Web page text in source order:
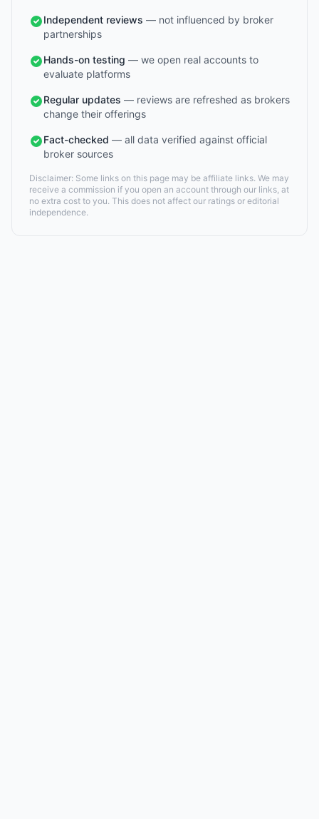
Independent reviews — not influenced by broker
partnerships
Hands-on testing — we open real accounts to
evaluate platforms
Regular updates — reviews are refreshed as brokers
change their offerings
Fact-checked — all data verified against official
broker sources
Disclaimer: Some links on this page may be affiliate links. We may
receive a commission if you open an account through our links, at
no extra cost to you. This does not affect our ratings or editorial
independence.